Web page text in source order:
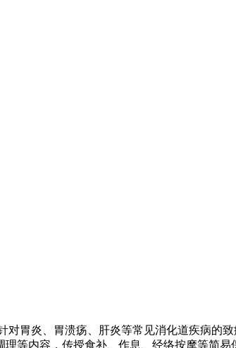
胃炎、胃溃疡、肝炎等常见消化道疾病的
等内容，传授食补、作息、经络按摩等简易